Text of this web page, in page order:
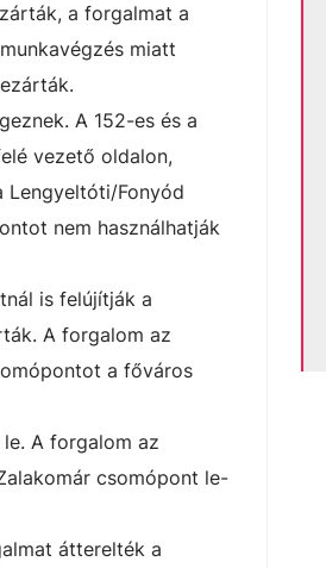
a forgalmat a
miatt
A 152-es és a
vezető oldalon,
Lengyeltóti/Fonyód
nem használhatják
is felújítják a
A forgalom az
a főváros
A forgalom az
csomópont le-
átterelték a